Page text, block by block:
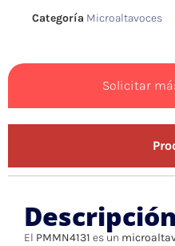
Categoría Microaltavoces
Solicitar
Descripción
El PMMN4131 es un